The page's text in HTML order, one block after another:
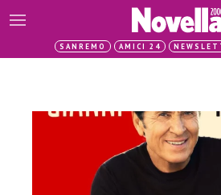
SANREMO AMICI 24